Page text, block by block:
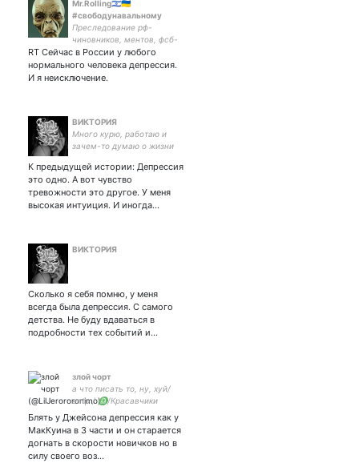
Mr.Rolling🇮🇱🇺🇦
#свободунавальному
Преследование рф-
чиновников, ментов, фсб-
шников и прочей швали по
всему миру. Работаем с
Полонием-210, Новичком и
RT Сейчас в России у любого
нормального человека депрессия.
И я неисключение.
ВИКТОРИЯ
Много курю, работаю и
зачем-то думаю о жизни
К предыдущей истории: Депрессия
это одно. А вот чувство
тревожности это другое. У меня
высокая интуиция. И иногда…
ВИКТОРИЯ
Сколько я себя помню, у меня
всегда была депрессия. С самого
детства. Не буду вдаваться в
подробности тех событий и…
злой чорт
а что писать то, ну, хуй/
entp / ♎/Красавчики
рождены, чтобы
умирать/Gangsters don't
cry| спи, amore mio
Блять у Джейсона депрессия как у
МакКуина в 3 части и он старается
догнать в скорости новичков но в
силу своего воз…